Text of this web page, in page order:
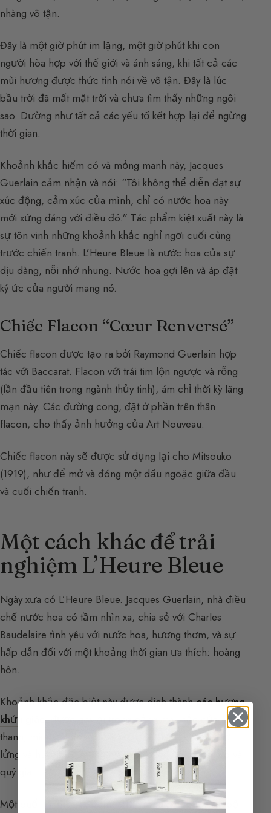
nhàng vô tận.
Đây là một giờ phút im lặng, một giờ phút khi con
người hòa hợp với thế giới và ánh sáng, khi tất cả các
mùi hương được thức tỉnh nói về vô tận. Đây là lúc
bầu trời đã mất mặt trời và chưa tìm thấy những ngôi
sao. Dường như tất cả các yếu tố kết hợp lại để ngừng
thời gian.
Khoảnh khắc hiếm có và mỏng manh này, Jacques
Guerlain cảm nhận và nói: “Tôi không thể diễn đạt sự
xúc động, cảm xúc của mình, chỉ có nước hoa này
mới xứng đáng với điều đó.” Tác phẩm kiệt xuất này là
sự tôn vinh những khoảnh khắc nghỉ ngơi cuối cùng
trước chiến tranh. L’Heure Bleue là nước hoa của sự
dịu dàng, nỗi nhớ nhung. Nước hoa gợi lên và áp đặt
ký ức của người mang nó.
Chiếc Flacon “Cœur Renversé”
Chiếc flacon được tạo ra bởi Raymond Guerlain hợp
tác với Baccarat. Flacon với trái tim lộn ngược và rỗng
(lần đầu tiên trong ngành thủy tinh), ám chỉ thời kỳ lãng
mạn này. Các đường cong, đặt ở phần trên thân
flacon, cho thấy ảnh hưởng của Art Nouveau.
Chiếc flacon này sẽ được sử dụng lại cho Mitsouko
(1919), như để mở và đóng một dấu ngoặc giữa đầu
và cuối chiến tranh.
Một cách khác để trải
nghiệm L’Heure Bleue
Ngày xưa có L’Heure Bleue. Jacques Guerlain, nhà điều
chế nước hoa có tầm nhìn xa, chia sẻ với Charles
Baudelaire tình yêu với nước hoa, hương thơm, và sự
hấp dẫn đối với một khoảng thời gian ưa thích: hoàng
hôn.
Khoảnh khắc đặc biệt này được dịch thànhcác hương
khứu giác , được ghi lại trong bảng màu sắc của âm
thanh, màu sắc, mùi hương. Đó là L’Heure Bleue, lơ
lửng và huyền bí, mong manh và quyến rũ, hiếm có và
quý giá.
Một buổi tối mùa hè năm 1912, trong một buổi tản bộ